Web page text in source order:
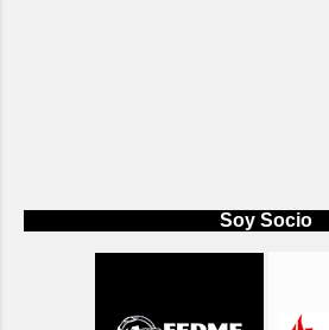
Soy Socio